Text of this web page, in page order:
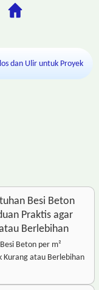
dan Ulir untuk Proyek
Besi Beton
Praktis agar
Berlebihan
Beton per m²
Kurang atau Berlebihan